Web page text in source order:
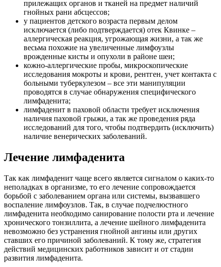
прилежащих органов и тканей на предмет наличий
гнойных рани абсцессов;
у пациентов детского возраста первым делом
исключается (либо подтверждается) отек Квинке –
аллергическая реакция, угрожающая жизни, а так же
весьма похожие на увеличенные лимфоузлы
врожденные кисты и опухоли в районе шеи;
кожно-аллергические пробы, микроскопические
исследования мокроты и крови, рентген, учет контакта с
больными туберкулезом – все эти манипуляции
проводятся в случае обнаружения специфического
лимфаденита;
лимфаденит в паховой области требует исключения
наличия паховой грыжи, а так же проведения ряда
исследований для того, чтобы подтвердить (исключить)
наличие венерических заболеваний.
Лечение лимфаденита
Так как лимфаденит чаще всего является сигналом о каких-то
неполадках в организме, то его лечение сопровождается
борьбой с заболеванием органа или системы, вызвавшего
воспаление лимфоузлов. Так, в случае подчелюстного
лимфаденита необходимо санирование полости рта и лечение
хронического тонзиллита, а лечение шейного лимфаденита
невозможно без устранения гнойной ангины или других
ставших его причиной заболеваний. К тому же, стратегия
действий медицинских работников зависит и от стадии
развития лимфаденита.